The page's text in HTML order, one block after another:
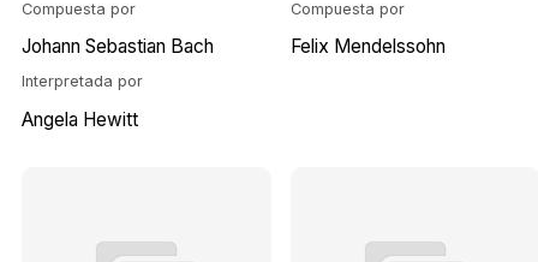
Compuesta por
Johann Sebastian Bach
Interpretada por
Angela Hewitt
Compuesta por
Felix Mendelssohn